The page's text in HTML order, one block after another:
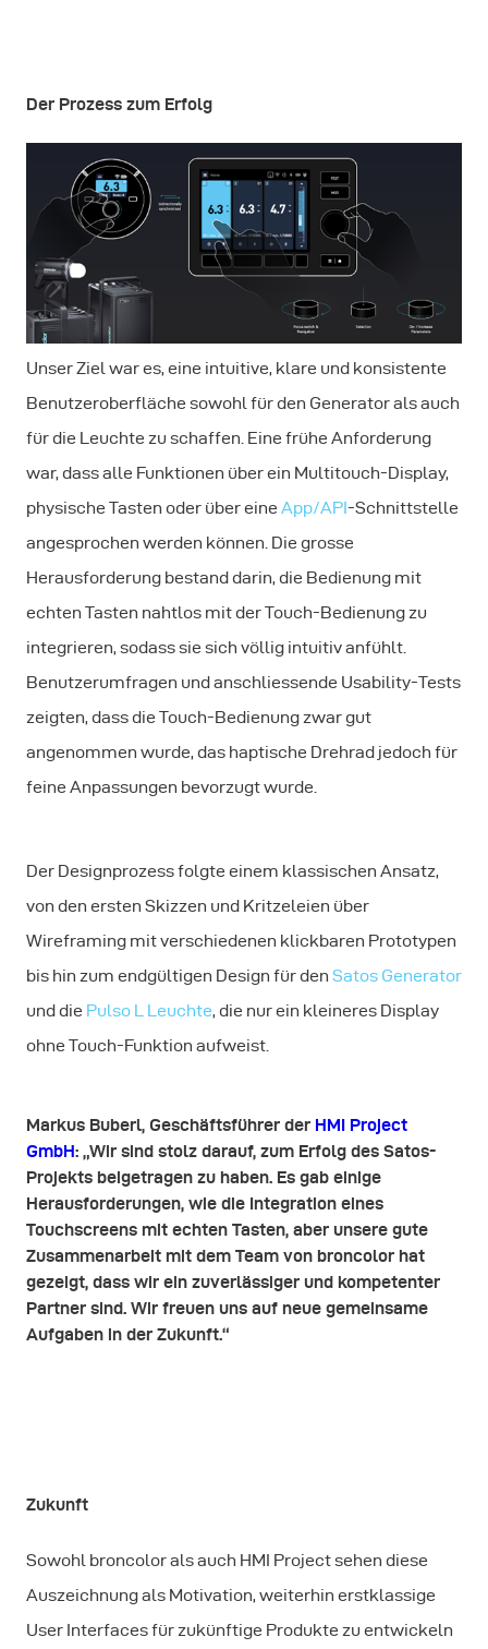
Der Prozess zum Erfolg
Unser Ziel war es, eine intuitive, klare und konsistente
Benutzeroberfläche sowohl für den Generator als auch
für die Leuchte zu schaffen. Eine frühe Anforderung
war, dass alle Funktionen über ein Multitouch-Display,
physische Tasten oder über eine App/API-Schnittstelle
angesprochen werden können. Die grosse
Herausforderung bestand darin, die Bedienung mit
echten Tasten nahtlos mit der Touch-Bedienung zu
integrieren, sodass sie sich völlig intuitiv anfühlt.
Benutzerumfragen und anschliessende Usability-Tests
zeigten, dass die Touch-Bedienung zwar gut
angenommen wurde, das haptische Drehrad jedoch für
feine Anpassungen bevorzugt wurde.
Der Designprozess folgte einem klassischen Ansatz,
von den ersten Skizzen und Kritzeleien über
Wireframing mit verschiedenen klickbaren Prototypen
bis hin zum endgültigen Design für den Satos Generator
und die Pulso L Leuchte, die nur ein kleineres Display
ohne Touch-Funktion aufweist.
Markus Buberl, Geschäftsführer der HMI Project
GmbH: „Wir sind stolz darauf, zum Erfolg des Satos-
Projekts beigetragen zu haben. Es gab einige
Herausforderungen, wie die Integration eines
Touchscreens mit echten Tasten, aber unsere gute
Zusammenarbeit mit dem Team von broncolor hat
gezeigt, dass wir ein zuverlässiger und kompetenter
Partner sind. Wir freuen uns auf neue gemeinsame
Aufgaben in der Zukunft.“
Zukunft
Sowohl broncolor als auch HMI Project sehen diese
Auszeichnung als Motivation, weiterhin erstklassige
User Interfaces für zukünftige Produkte zu entwickeln